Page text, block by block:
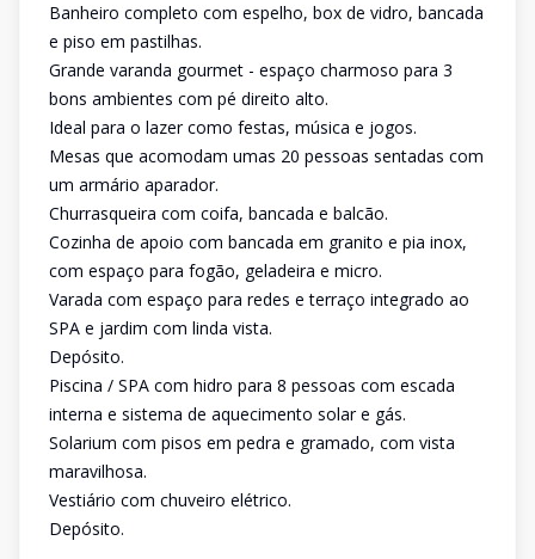
Banheiro completo com espelho, box de vidro, bancada
e piso em pastilhas.
Grande varanda gourmet - espaço charmoso para 3
bons ambientes com pé direito alto.
Ideal para o lazer como festas, música e jogos.
Mesas que acomodam umas 20 pessoas sentadas com
um armário aparador.
Churrasqueira com coifa, bancada e balcão.
Cozinha de apoio com bancada em granito e pia inox,
com espaço para fogão, geladeira e micro.
Varada com espaço para redes e terraço integrado ao
SPA e jardim com linda vista.
Depósito.
Piscina / SPA com hidro para 8 pessoas com escada
interna e sistema de aquecimento solar e gás.
Solarium com pisos em pedra e gramado, com vista
maravilhosa.
Vestiário com chuveiro elétrico.
Depósito.